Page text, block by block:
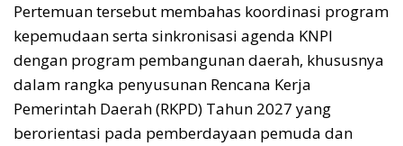
Pertemuan tersebut membahas koordinasi program
kepemudaan serta sinkronisasi agenda KNPI
dengan program pembangunan daerah, khususnya
dalam rangka penyusunan Rencana Kerja
Pemerintah Daerah (RKPD) Tahun 2027 yang
berorientasi pada pemberdayaan pemuda dan